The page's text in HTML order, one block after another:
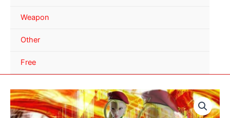
Weapon
Other
Free